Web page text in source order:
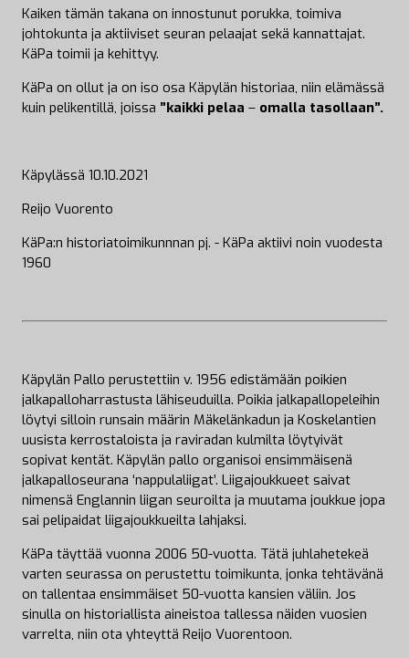
Kaiken tämän takana on innostunut porukka, toimiva
johtokunta ja aktiiviset seuran pelaajat sekä­ kannattajat.
KäPa toimii ja kehittyy.
KäPa on ollut ja on iso osa Käpylän historiaa, niin elämässä
kuin pelikentillä, joissa ”kaikki pelaa – omalla tasollaan”.
Käpylässä 10.10.2021
Reijo Vuorento­
KäPa:n historiatoimikunnnan pj. - KäPa aktiivi noin vuodesta
1960
Käpylän Pallo perustettiin v. 1956 edistämään poikien
jalkapalloharrastusta lähiseuduilla. Poikia jalkapallopeleihin
löytyi silloin runsain määrin Mäkelänkadun ja Koskelantien
uusista kerrostaloista ja raviradan kulmilta löytyivät
sopivat kentät. Käpylän pallo organisoi ensimmäisenä
jalkapalloseurana ‘nappulaliigat’. Liigajoukkueet saivat
nimensä Englannin liigan seuroilta ja muutama joukkue jopa
sai pelipaidat liigajoukkueilta lahjaksi.
KäPa täyttää vuonna 2006 50-vuotta. Tätä juhlahetekeä
varten seurassa on perustettu toimikunta, jonka tehtävänä
on tallentaa ensimmäiset 50-vuotta kansien väliin. Jos
sinulla on historiallista aineistoa tallessa näiden vuosien
varrelta, niin ota yhteyttä Reijo Vuorentoon.